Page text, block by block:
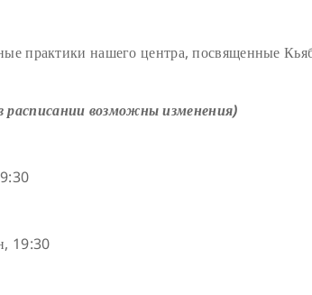
практики нашего центра, посвященные
расписании возможны изменения)
19:30